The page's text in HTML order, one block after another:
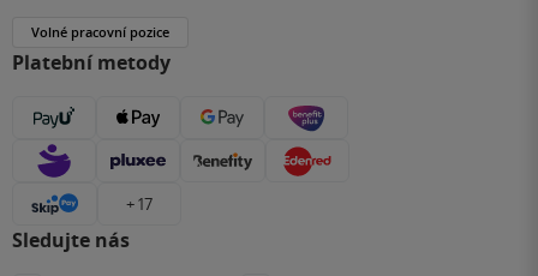
Volné pracovní pozice
Platební metody
+ 17
Sledujte nás